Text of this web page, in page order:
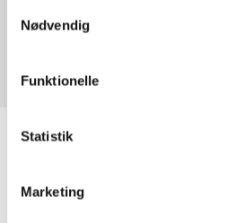
Nødvendig
Funktionelle
Statistik
Marketing
Fra
Artikler